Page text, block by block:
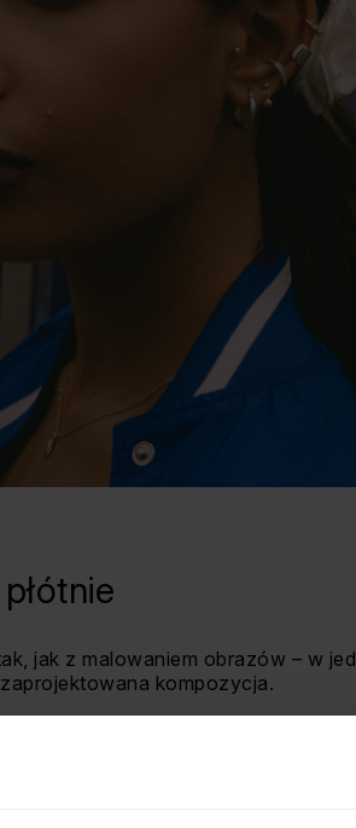
jak z malowaniem obrazów – w
kompozycja.
forma, rozmiar, jak i
dopasowaną do stylu i charakteru